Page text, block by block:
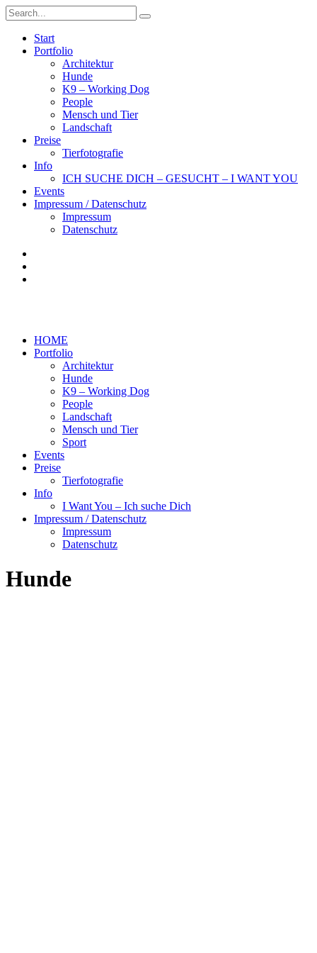
Start
Portfolio
Architektur
Hunde
K9 – Working Dog
People
Mensch und Tier
Landschaft
Preise
Tierfotografie
Info
ICH SUCHE DICH – GESUCHT – I WANT YOU
Events
Impressum / Datenschutz
Impressum
Datenschutz
HOME
Portfolio
Architektur
Hunde
K9 – Working Dog
People
Landschaft
Mensch und Tier
Sport
Events
Preise
Tierfotografie
Info
I Want You – Ich suche Dich
Impressum / Datenschutz
Impressum
Datenschutz
Hunde